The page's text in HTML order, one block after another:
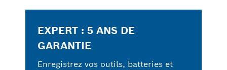
EXPERT : 5 ANS DE
GARANTIE
Enregistrez vos outils, batteries et